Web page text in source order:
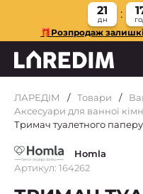
21
дн
🎁Розпродаж
ЛАРЕДІМ Товари
Аксесуари для ванної
Тримач туалетного
Homla
Артикул: 164262